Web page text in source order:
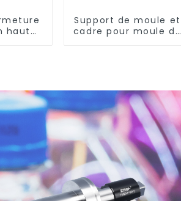
haute
Support de moule et
cadre pour moule de